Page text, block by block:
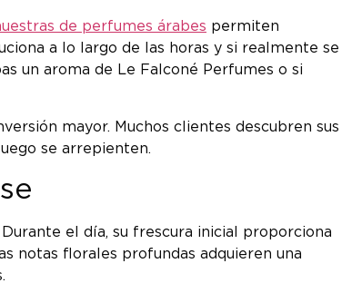
de perfumes árabes permiten
a lo largo de las horas y si realmente se
un aroma de Le Falconé Perfumes o si
mayor. Muchos clientes descubren sus
se arrepienten.
el día, su frescura inicial proporciona
notas florales profundas adquieren una